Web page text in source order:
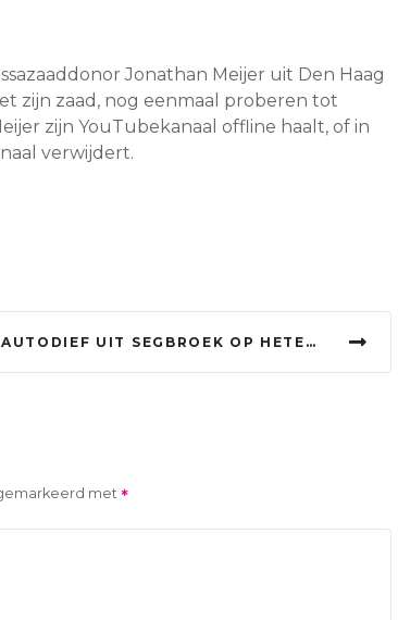
Jonathan Meijer uit Den Haag
zijn zaad, nog eenmaal proberen tot
zijn YouTubekanaal offline haalt, of in
verwijdert.
AUTODIEF UIT SEGBROEK OP HETERDAAD BETRAPT: ‘GELINKT AAN VIER ANDERE AUTO-INBRAKEN’
met